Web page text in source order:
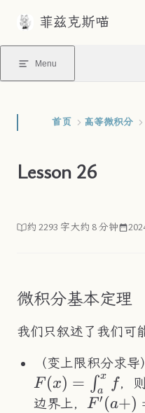
Skip to content
菲兹克斯喵
Menu
首页 高等微积分
Lesson 26
约 2293 字大约 8 分钟
微积分基本定理
我们只叙述了我们可
（变上限积分求导
F (x) = ∫a
x
f，
边界上， F ′ (a+)